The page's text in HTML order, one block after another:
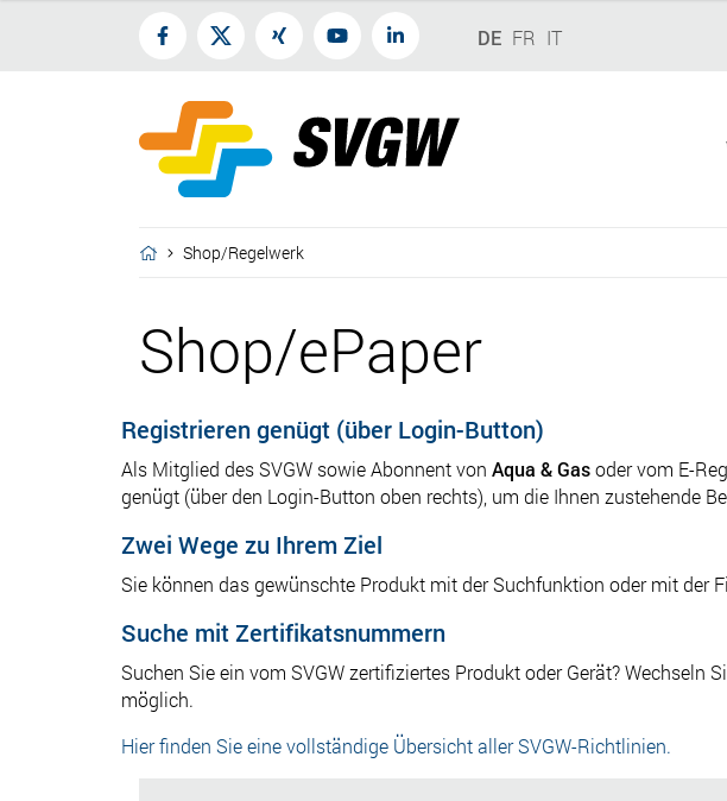
DE FR IT
Shop/Regelwerk
Shop/ePaper
Registrieren genügt (über Login-Button)
Als Mitglied des SVGW sowie Abonnent von Aqua & Gasoder vom E-
genügt (über den Login-Button oben rechts), um die Ihnen zustehende
Zwei Wege zu Ihrem Ziel
Sie können das gewünschte Produkt mit der Suchfunktion oder mit der
Suche mit Zertifikatsnummern
Suchen Sie ein vom SVGW zertifiziertes Produkt oder Gerät? Wechseln
möglich.
Hier finden Sie eine vollständige Übersicht aller SVGW-Richtlinien.